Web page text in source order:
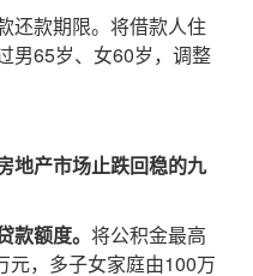
款期限。将借款人住
男65岁、女60岁，调整
地产市场止跌回稳的九
款额度。 将公积金最高
元，多子女家庭由100万